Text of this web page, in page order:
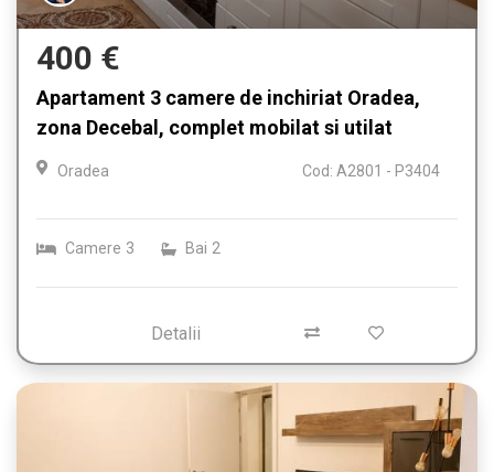
400 €
Apartament 3 camere de inchiriat Oradea,
zona Decebal, complet mobilat si utilat
Oradea Cod: A2801 - P3404
Camere 3 Bai 2
Detalii